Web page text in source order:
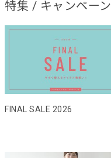
特集 / キャンペーン
FINAL SALE 2026